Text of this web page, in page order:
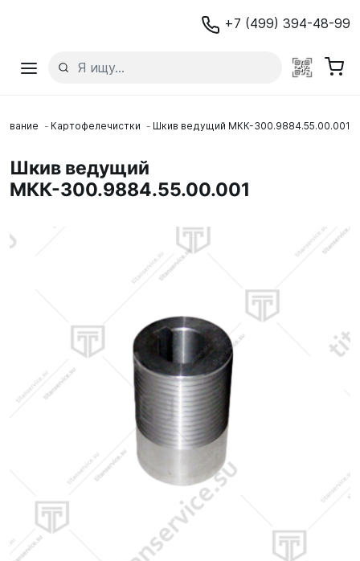
+7 (499) 394-48-99
Картофелечистки Шкив ведущий МКК-300.9884.55.00.001
Шкив ведущий
МКК-300.9884.55.00.001